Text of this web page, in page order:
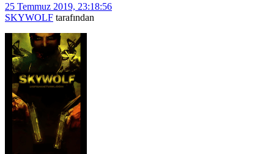
25 Temmuz 2019, 23:18:56
SKYWOLF tarafından